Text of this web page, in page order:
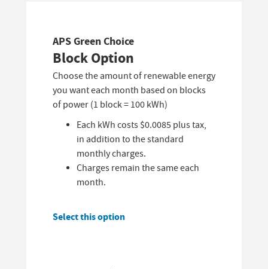
APS Green Choice
Block Option
Choose the amount of renewable energy
you want each month based on blocks
of power (1 block = 100 kWh)
Each kWh costs $0.0085 plus tax,
in addition to the standard
monthly charges.
Charges remain the same each
month.
Select this option